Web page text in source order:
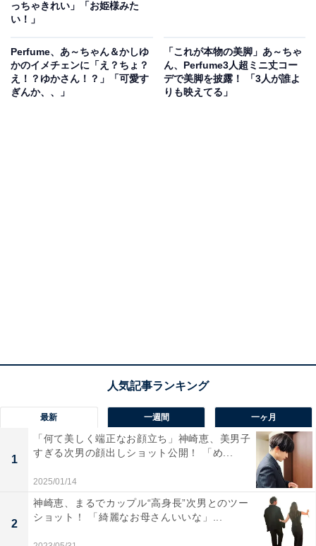
っちゃきれい」「お姫様みた
い！」
Perfume、あ～ちゃん＆かしゆ
かのイメチェンに「え？ちょ？
え！？ゆかさん！？」「可愛す
ぎんか、、」
「これが本物の美脚」あ～ちゃ
ん、Perfume3人超ミニ丈コー
デで美脚を披露！ 「3人が誰よ
りも映えてる」
最新 一週間 一ヶ月
1
「何て美しく端正なお顔立ち」神崎恵、美男子
すぎる次男の顔出しショット公開！ 「め...
2025/01/14
2
神崎恵、まるでカップル“高身長”次男とのツー
ショット！ 「綺麗なお母さんいいな」...